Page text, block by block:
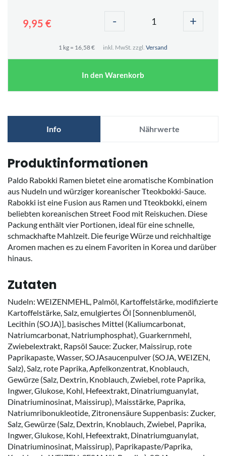
9,95 € - +
1 kg = 16,58 € inkl. MwSt. zzgl. Versand
In den Warenkorb
Info Nährwerte
Produktinformationen
Paldo Rabokki Ramen bietet eine aromatische Kombination
aus Nudeln und würziger koreanischer Tteokbokki-Sauce.
Rabokki ist eine Fusion aus Ramen und Tteokbokki, einem
beliebten koreanischen Street Food mit Reiskuchen. Diese
Packung enthält vier Portionen, ideal für eine schnelle,
schmackhafte Mahlzeit. Die feurige Würze und reichhaltige
Aromen machen es zu einem Favoriten in Korea und darüber
hinaus.
Zutaten
Nudeln: WEIZENMEHL, Palmöl, Kartoffelstärke, modifizierte
Kartoffelstärke, Salz, emulgiertes Öl [Sonnenblumenöl,
Lecithin (SOJA)], basisches Mittel (Kaliumcarbonat,
Natriumcarbonat, Natriumphosphat), Guarkernmehl,
Zwiebelextrakt, Rapsöl Sauce: Zucker, Maissirup, rote
Paprikapaste, Wasser, SOJAsaucenpulver (SOJA, WEIZEN,
Salz), Salz, rote Paprika, Apfelkonzentrat, Knoblauch,
Gewürze (Salz, Dextrin, Knoblauch, Zwiebel, rote Paprika,
Ingwer, Glukose, Kohl, Hefeextrakt, Dinatriumguanylat,
Dinatriuminosinat, Maissirup), Maisstärke, Paprika,
Natriumribonukleotide, Zitronensäure Suppenbasis: Zucker,
Salz, Gewürze (Salz, Dextrin, Knoblauch, Zwiebel, Paprika,
Ingwer, Glukose, Kohl, Hefeextrakt, Dinatriumguanylat,
Dinatriuminosinat, Maissirup), Paprikapaste/Paprika,